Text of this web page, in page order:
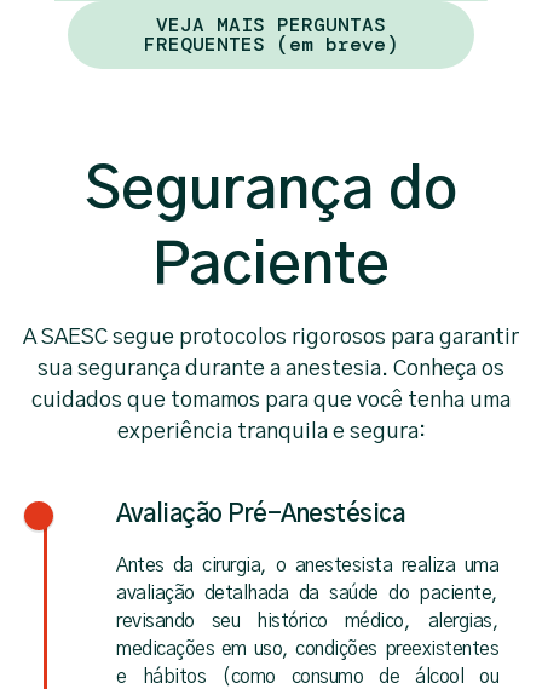
VEJA MAIS PERGUNTAS
FREQUENTES (em breve)
Segurança do
Paciente
A SAESC segue protocolos rigorosos para garantir
sua segurança durante a anestesia. Conheça os
cuidados que tomamos para que você tenha uma
experiência tranquila e segura:
Avaliação Pré-Anestésica
Antes da cirurgia, o anestesista realiza uma
avaliação detalhada da saúde do paciente,
revisando seu histórico médico, alergias,
medicações em uso, condições preexistentes
e hábitos (como consumo de álcool ou